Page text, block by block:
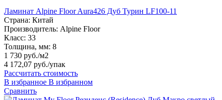
Ламинат Alpine Floor Aura426 Дуб Турин LF100-11
Страна: Китай
Производитель: Alpine Floor
Класс: 33
Толщина, мм: 8
1 730 руб./м2
4 172,07 руб./упак
Рассчитать стоимость
В избранное В избранном
Сравнить